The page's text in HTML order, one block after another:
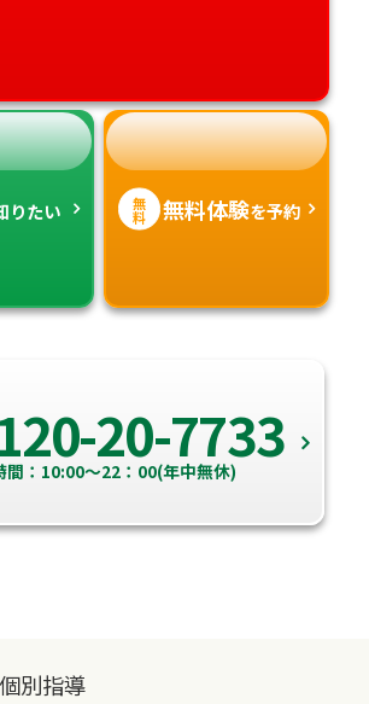
りたい 無
料 無料体験を予約
20-7733
間：10:00～22：00(年中無休)
別指導